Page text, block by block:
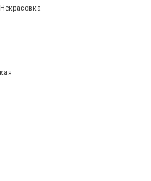
Некрасовка